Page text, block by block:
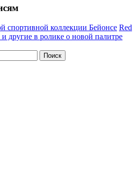
спортивной коллекции Бейонсе Red
другие в ролике о новой палитре